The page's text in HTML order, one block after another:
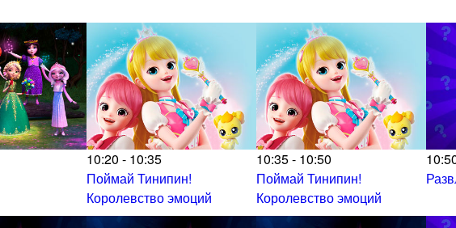
10:20 - 10:35
Поймай Тинипин!
Королевство эмоций
10:35 - 10:50
Поймай Тинипин!
Королевство эмоций